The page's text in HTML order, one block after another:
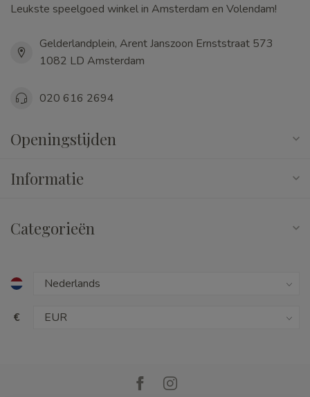
Leukste speelgoed winkel in Amsterdam en Volendam!
Gelderlandplein, Arent Janszoon Ernststraat 573
1082 LD Amsterdam
020 616 2694
Openingstijden
Informatie
Categorieën
€